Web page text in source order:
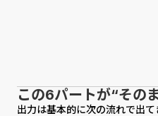
この6パートが“その
出力は基本的に次の流れで出て